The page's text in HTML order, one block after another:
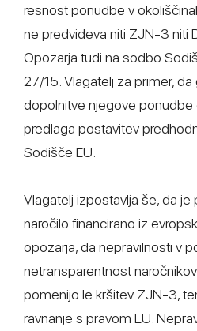
resnost ponudbe v
ne predvideva niti ZJN-3 niti
Opozarja tudi na sodbo
27/15. Vlagatelj za primer,
dopolnitve njegove ponudbe
predlaga postavitev
Sodišče EU.
Vlagatelj izpostavlja še, da je
naročilo financirano iz
opozarja, da nepravilnosti v
netransparentnost
pomenijo le kršitev ZJN-3,
ravnanje s pravom EU.